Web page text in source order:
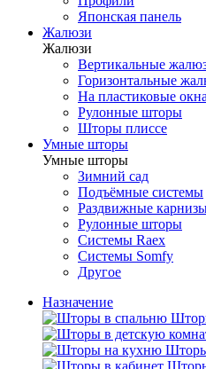
Японская панель
Жалюзи
Жалюзи
Вертикальные
Горизонтальные
На пластиковые окна
Рулонные шторы
Шторы плиссе
Умные шторы
Умные шторы
Зимний сад
Подъёмные системы
Раздвижные
Рулонные шторы
Системы Raex
Системы Somfy
Другое
Назначение